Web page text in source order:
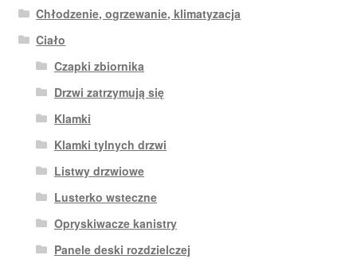
Chłodzenie, ogrzewanie, klimatyzacja
Ciało
Czapki zbiornika
Drzwi zatrzymują się
Klamki
Klamki tylnych drzwi
Listwy drzwiowe
Lusterko wsteczne
Opryskiwacze kanistry
Panele deski rozdzielczej